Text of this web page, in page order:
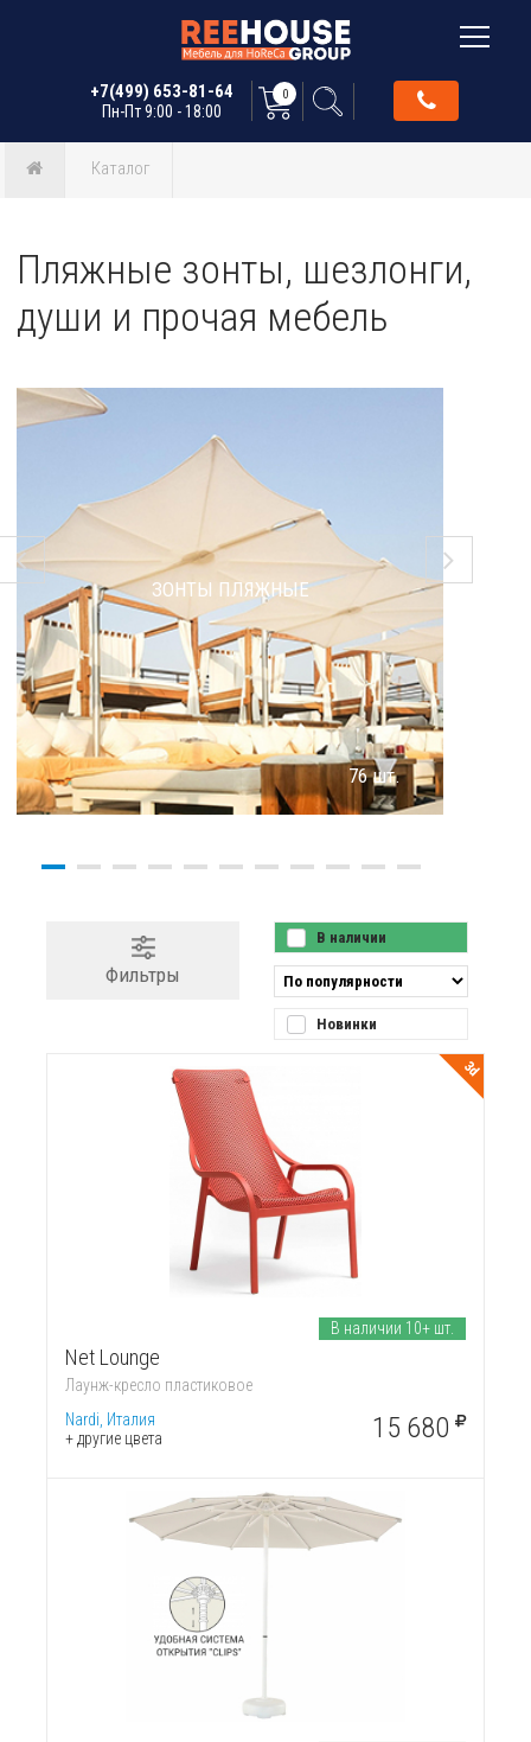
+7(499) 653-81-64
Пн-Пт 9:00 - 18:00
0
Каталог
Пляжные зонты, шезлонги,
души и прочая мебель
ЗОНТЫ ПЛЯЖНЫЕ
76 шт.
Фильтры
В наличии
Новинки
3d
Net Lounge
Лаунж-кресло пластиковое
Nardi, Италия
+ другие цвета
В наличии 10+ шт.
15 680